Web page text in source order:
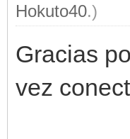
Hokuto40.)
Gracias
vez